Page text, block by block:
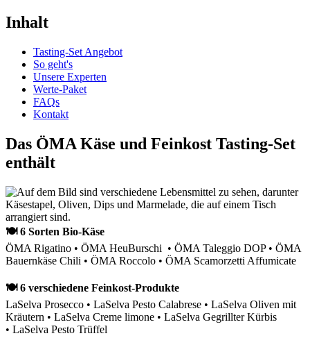
Inhalt
Tasting-Set Angebot
So geht's
Unsere Experten
Werte-Paket
FAQs
Kontakt
Das ÖMA Käse und Feinkost Tasting-Set
enthält
🍽 6 Sorten Bio-Käse
ÖMA Rigatino • ÖMA HeuBurschi • ÖMA Taleggio DOP • ÖMA
Bauernkäse Chili • ÖMA Roccolo • ÖMA Scamorzetti Affumicate
🍽 6 verschiedene Feinkost-Produkte
LaSelva Prosecco • LaSelva Pesto Calabrese • LaSelva Oliven mit
Kräutern • LaSelva Creme limone • LaSelva Gegrillter Kürbis
• LaSelva Pesto Trüffel